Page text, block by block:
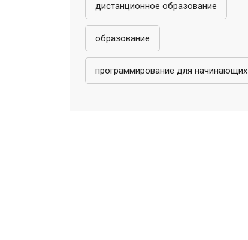
дистанционное образование
образование
программирование для начинающих